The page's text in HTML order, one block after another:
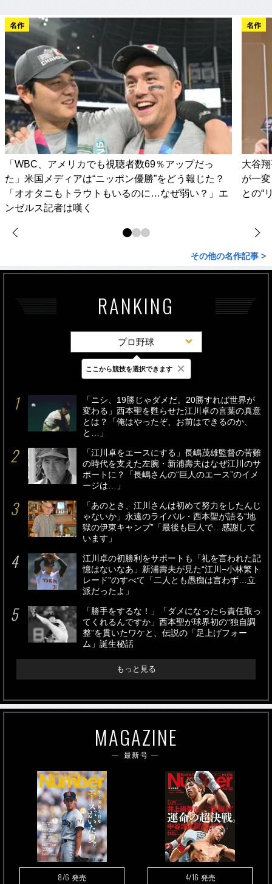
名作
「WBC、アメリカでも視聴者数69％アップだっ
た」米国メディアは“ニッポン優勝”をどう報じた？
「オオタニもトラウトもいるのに…なぜ弱い？」エ
ンゼルス記者は嘆く
名作
大谷
が一
との“
その他の名作記事 >
RANKING
プロ野球
最新 24時間 週間
「ニシ、19勝じゃダメだ。20勝すれば世界が
変わる」西本聖を甦らせた江川卓の言葉の真意
とは？「俺はやったぞ、お前はできるのか、
と…」
「江川卓をエースにする」長嶋茂雄監督の苦難
の時代を支えた左腕・新浦壽夫はなぜ江川のサ
ポートに？「長嶋さんの“巨人のエース”のイメ
ージは…」
「あのとき、江川さんは初めて努力をしたんじ
ゃないか」永遠のライバル・西本聖が語る“地
獄の伊東キャンプ”「最後も巨人で…感謝して
います」
江川卓の初勝利をサポートも「礼を言われた記
憶はないなあ」新浦壽夫が見た“江川−小林繁ト
レード”のすべて「二人とも愚痴は言わず…立
派だったよ」
「勝手をするな！」「ダメになったら責任取っ
てくれるんですか」西本聖が球界初の“独自調
整”を貫いたワケと、伝説の「足上げフォー
ム」誕生秘話
もっと見る
MAGAZINE
最新号
8/6 発売 4/16 発売
ここから競技を選択できます ×